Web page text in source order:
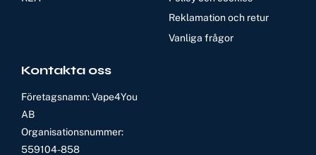
Reklamation och retur
Vanliga frågor
Kontakta oss
Företagsnamn: Vape4You
AB
Organisationsnummer:
559104-858